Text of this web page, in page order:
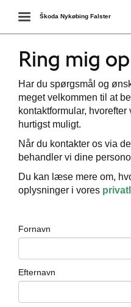
Toggle
navigation
Škoda Nykøbing Falster
Ring mig op
Har du spørgsmål og
meget velkommen til at
kontaktformular,
hurtigst muligt.
Når du kontakter os via
behandler vi dine
Du kan læse mere om,
oplysninger i vores
Fornavn
Efternavn